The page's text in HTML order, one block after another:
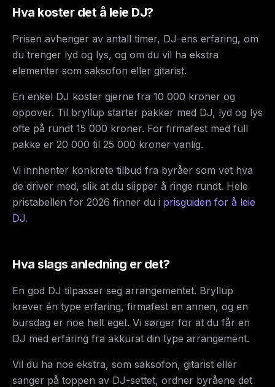
Hva koster det å leie DJ?
Prisen avhenger av antall timer, DJ-ens erfaring, om
du trenger lyd og lys, og om du vil ha ekstra
elementer som saksofon eller gitarist.
En enkel DJ koster gjerne fra 10 000 kroner og
oppover. Til bryllup starter pakker med DJ, lyd og lys
ofte på rundt 15 000 kroner. For firmafest med full
pakke er 20 000 til 25 000 kroner vanlig.
Vi innhenter konkrete tilbud fra byråer som vet hva
de driver med, slik at du slipper å ringe rundt. Hele
pristabellen for 2026 finner du i prisguiden for å leie
DJ.
Hva slags anledning er det?
En god DJ tilpasser seg arrangementet. Bryllup
krever én type erfaring, firmafest en annen, og en
bursdag er noe helt eget. Vi sørger for at du får en
DJ med erfaring fra akkurat din type arrangement.
Vil du ha noe ekstra, som saksofon, gitarist eller
sanger på toppen av DJ-settet, ordner byråene det